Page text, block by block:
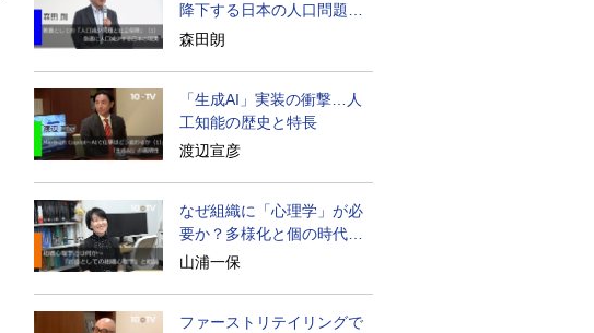
降下する日本の人口問題を
考える
森田朗
「生成AI」実装の衝撃…人
工知能の歴史と特長
渡辺宣彦
なぜ組織に「心理学」が必
要か？多様化と個の時代の
処方箋
山浦一保
ファーストリテイリングで